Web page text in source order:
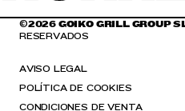
©2026 GOIKO GRILL GROUP
RESERVADOS
AVISO LEGAL
POLÍTICA DE COOKIES
CONDICIONES DE VENTA